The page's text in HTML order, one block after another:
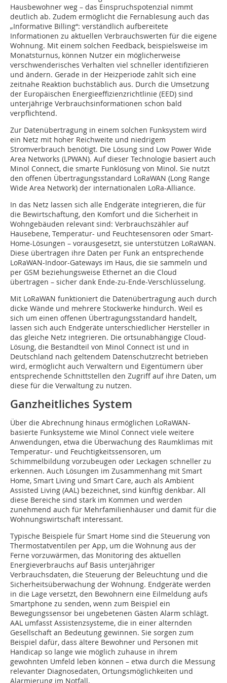
Hausbewohner weg – das Einspruchspotenzial nimmt
deutlich ab. Zudem ermöglicht die Fernablesung auch das
„Informative Billing“: verständlich aufbereitete
Informationen zu aktuellen Verbrauchswerten für die eigene
Wohnung. Mit einem solchen Feedback, beispielsweise im
Monatsturnus, können Nutzer ein möglicherweise
verschwenderisches Verhalten viel schneller identifizieren
und ändern. Gerade in der Heizperiode zahlt sich eine
zeitnahe Reaktion buchstäblich aus. Durch die Umsetzung
der Europäischen Energieeffizienzrichtlinie (EED) sind
unterjährige Verbrauchsinformationen schon bald
verpflichtend.
Zur Datenübertragung in einem solchen Funksystem wird
ein Netz mit hoher Reichweite und niedrigem
Stromverbrauch benötigt. Die Lösung sind Low Power Wide
Area Networks (LPWAN). Auf dieser Technologie basiert auch
Minol Connect, die smarte Funklösung von Minol. Sie nutzt
den offenen Übertragungsstandard LoRaWAN (Long Range
Wide Area Network) der internationalen LoRa-Alliance.
In das Netz lassen sich alle Endgeräte integrieren, die für
die Bewirtschaftung, den Komfort und die Sicherheit in
Wohngebäuden relevant sind: Verbrauchszähler auf
Hausebene, Temperatur- und Feuchtesensoren oder Smart-
Home-Lösungen – vorausgesetzt, sie unterstützen LoRaWAN.
Diese übertragen ihre Daten per Funk an entsprechende
LoRaWAN-Indoor-Gateways im Haus, die sie sammeln und
per GSM beziehungsweise Ethernet an die Cloud
übertragen – sicher dank Ende-zu-Ende-Verschlüsselung.
Mit LoRaWAN funktioniert die Datenübertragung auch durch
dicke Wände und mehrere Stockwerke hindurch. Weil es
sich um einen offenen Übertragungsstandard handelt,
lassen sich auch Endgeräte unterschiedlicher Hersteller in
das gleiche Netz integrieren. Die ortsunabhängige Cloud-
Lösung, die Bestandteil von Minol Connect ist und in
Deutschland nach geltendem Datenschutzrecht betrieben
wird, ermöglicht auch Verwaltern und Eigentümern über
entsprechende Schnittstellen den Zugriff auf ihre Daten, um
diese für die Verwaltung zu nutzen.
Ganzheitliches System
Über die Abrechnung hinaus ermöglichen LoRaWAN-
basierte Funksysteme wie Minol Connect viele weitere
Anwendungen, etwa die Überwachung des Raumklimas mit
Temperatur- und Feuchtigkeitssensoren, um
Schimmelbildung vorzubeugen oder Leckagen schneller zu
erkennen. Auch Lösungen im Zusammenhang mit Smart
Home, Smart Living und Smart Care, auch als Ambient
Assisted Living (AAL) bezeichnet, sind künftig denkbar. All
diese Bereiche sind stark im Kommen und werden
zunehmend auch für Mehrfamilienhäuser und damit für die
Wohnungswirtschaft interessant.
Typische Beispiele für Smart Home sind die Steuerung von
Thermostatventilen per App, um die Wohnung aus der
Ferne vorzuwärmen, das Monitoring des aktuellen
Energieverbrauchs auf Basis unterjähriger
Verbrauchsdaten, die Steuerung der Beleuchtung und die
Sicherheitsüberwachung der Wohnung. Endgeräte werden
in die Lage versetzt, den Bewohnern eine Eilmeldung aufs
Smartphone zu senden, wenn zum Beispiel ein
Bewegungssensor bei ungebetenen Gästen Alarm schlägt.
AAL umfasst Assistenzsysteme, die in einer alternden
Gesellschaft an Bedeutung gewinnen. Sie sorgen zum
Beispiel dafür, dass ältere Bewohner und Personen mit
Handicap so lange wie möglich zuhause in ihrem
gewohnten Umfeld leben können – etwa durch die Messung
relevanter Diagnosedaten, Ortungsmöglichkeiten und
Alarmierung im Notfall.